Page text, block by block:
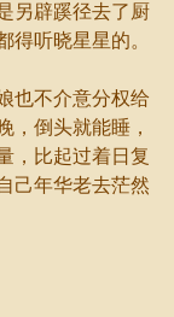
另辟蹊径去了厨
得听晓星星的。
不介意分权给
，倒头就能睡，
，比起过着日复
己年华老去茫然